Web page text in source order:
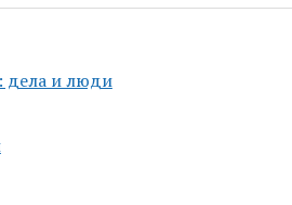
дела и люди